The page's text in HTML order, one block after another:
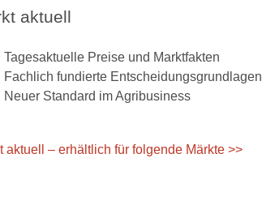
aktuell
Tagesaktuelle Preise und Marktfakten
Fachlich fundierte Entscheidungsgrundlagen
Neuer Standard im Agribusiness
aktuell – erhältlich für folgende Märkte >>